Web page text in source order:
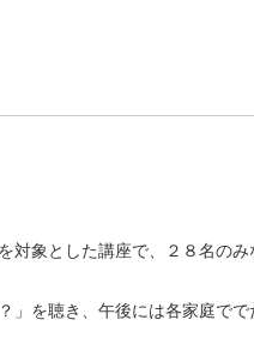
象とした講座で、２８名の
を聴き、午後には各家庭で